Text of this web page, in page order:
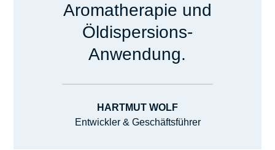
Aromatherapie und
Öldispersions-
Anwendung.
HARTMUT WOLF
Entwickler & Geschäftsführer